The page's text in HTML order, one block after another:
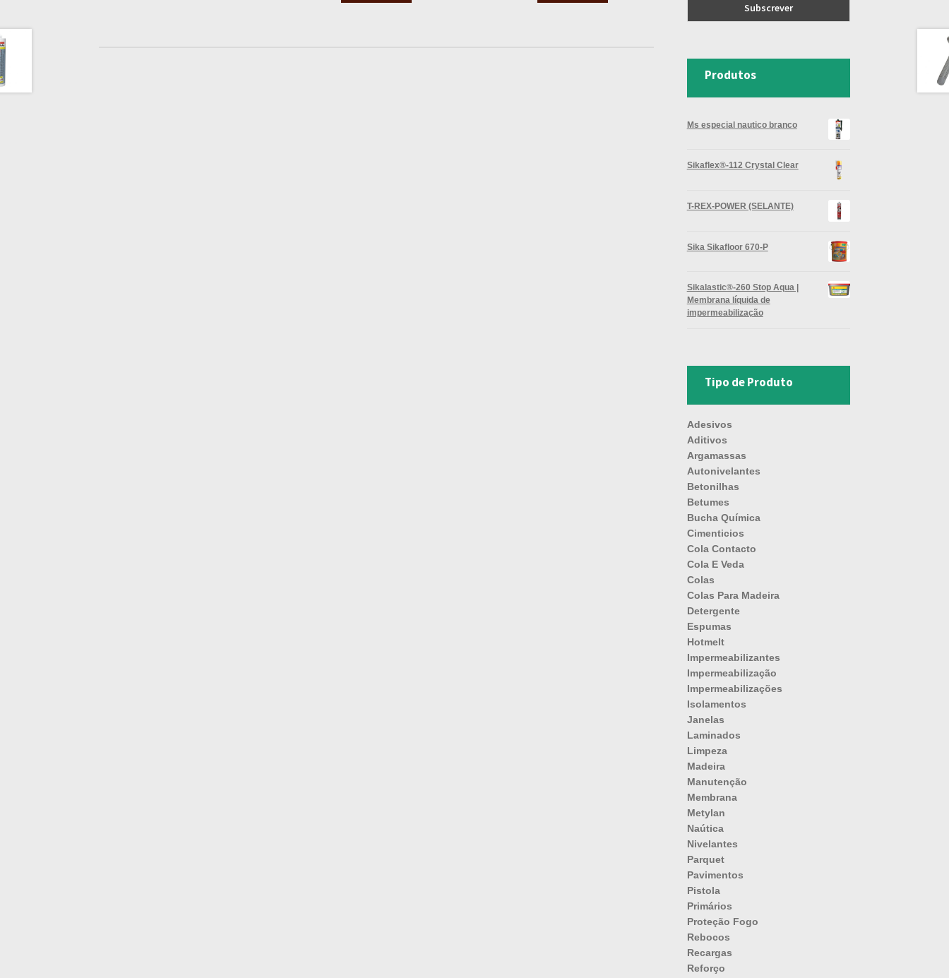
Produtos
Ms especial nautico branco
Sikaflex®-112 Crystal Clear
T-REX-POWER (SELANTE)
Sika Sikafloor 670-P
Sikalastic®-260 Stop Aqua |
Membrana líquida de
impermeabilização
Tipo de Produto
Adesivos
Aditivos
Argamassas
Autonivelantes
Betonilhas
Betumes
Bucha Química
Cimenticios
Cola Contacto
Cola E Veda
Colas
Colas Para Madeira
Detergente
Espumas
Hotmelt
Impermeabilizantes
Impermeabilização
Impermeabilizações
Isolamentos
Janelas
Laminados
Limpeza
Madeira
Manutenção
Membrana
Metylan
Naútica
Nivelantes
Parquet
Pavimentos
Pistola
Primários
Proteção Fogo
Rebocos
Recargas
Reforço